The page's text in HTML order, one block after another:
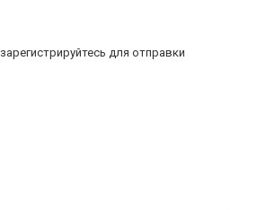
зарегистрируйтесь для отправки